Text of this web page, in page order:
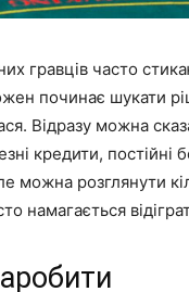
гравців часто
починає шукати
Відразу можна
кредити, постійні
можна розглянути
намагається